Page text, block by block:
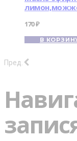
170₽
В
Пред.